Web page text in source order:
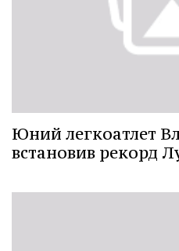
Юний легкоатлет
встановив рекорд